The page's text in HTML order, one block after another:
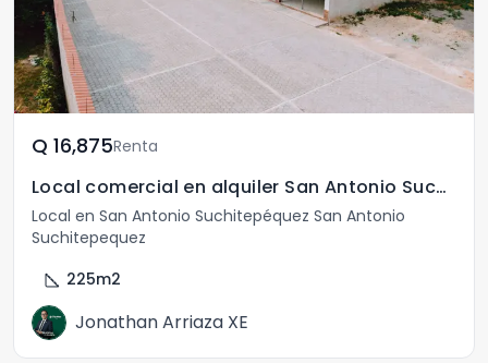
Q	16,875Renta
Local comercial en alquiler San Antonio Suchitepequez
Local en San Antonio Suchitepéquez San Antonio
Suchitepequez
square_foot 225m2
Jonathan Arriaza XE